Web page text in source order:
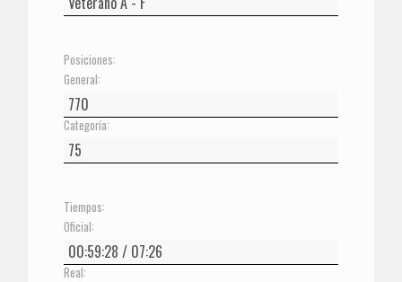
Posiciones:
General:
Categoría:
Tiempos:
Oficial:
Real: